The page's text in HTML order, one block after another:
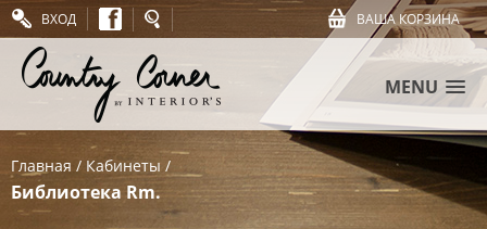
ВХОД ВАША КОРЗИНА
MENU
Главная / Кабинеты /
Библиотека Rm.